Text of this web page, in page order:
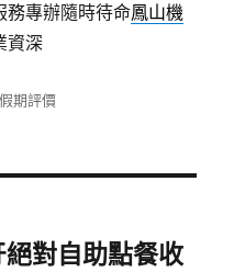
務專辦隨時待命鳳山機
資深
期評價
對自助點餐收